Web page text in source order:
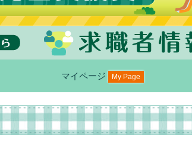
マイページ My Page